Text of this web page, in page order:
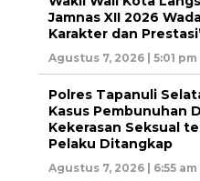
Jamnas XII 2026
Karakter dan
Agustus 7, 2026 | 5:01 pm
Polres Tapanuli
Kasus Pembunuhan
Kekerasan Seksual
Pelaku Ditangkap
Agustus 7, 2026 | 6:55 am